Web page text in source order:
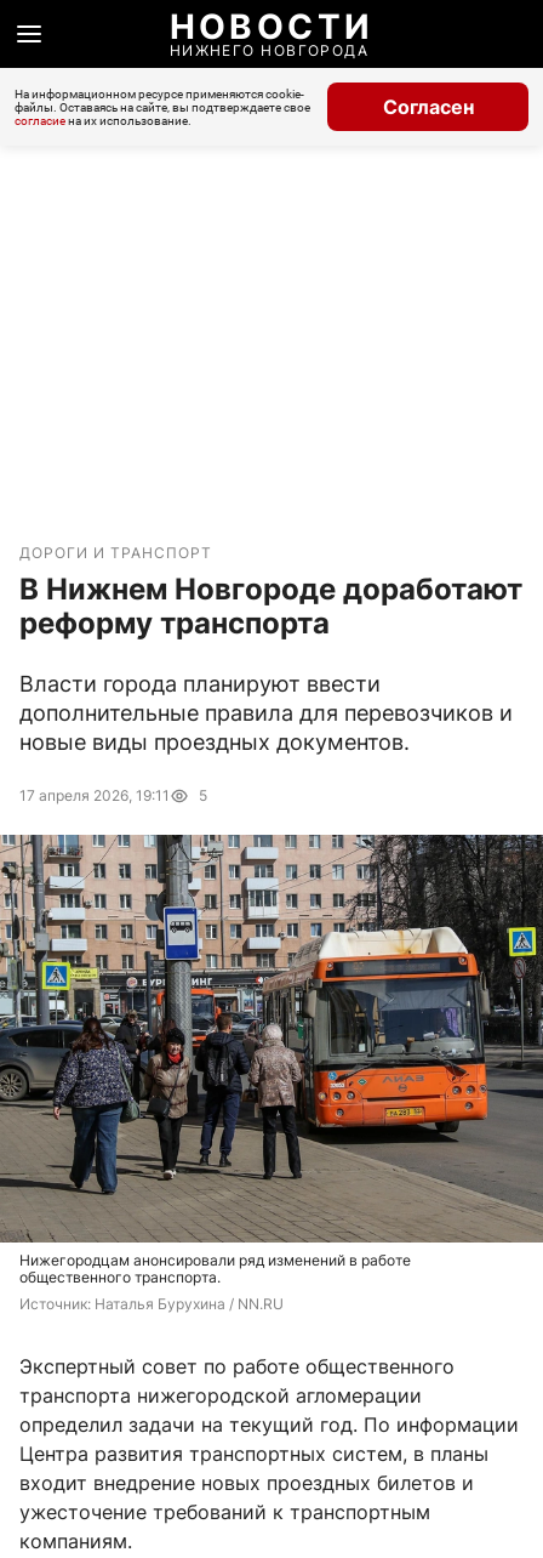
НОВОСТИ
НИЖНЕГО НОВГОРОДА
На информационном ресурсе применяются cookie-
файлы. Оставаясь на сайте, вы подтверждаете свое
согласиена их использование.
Согласен
ДОРОГИ И ТРАНСПОРТ
В Нижнем Новгороде доработают
реформу транспорта
Власти города планируют ввести
дополнительные правила для перевозчиков и
новые виды проездных документов.
17 апреля 2026, 19:11 5
Нижегородцам анонсировали ряд изменений в работе
общественного транспорта.
Источник: Наталья Бурухина / NN.RU
Экспертный совет по работе общественного
транспорта нижегородской агломерации
определил задачи на текущий год. По информации
Центра развития транспортных систем, в планы
входит внедрение новых проездных билетов и
ужесточение требований к транспортным
компаниям.